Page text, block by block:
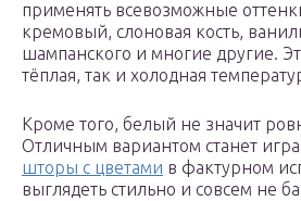
применять всевозможные
кремовый, слоновая кость,
шампанского и многие другие.
тёплая, так и холодная
Кроме того, белый не значит
Отличным вариантом станет
шторы с цветами в фактурном
выглядеть стильно и совсем не